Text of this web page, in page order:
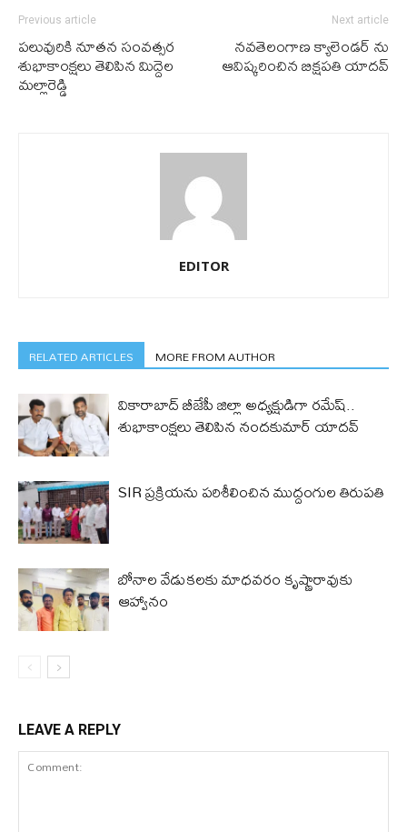
Previous article
పలువురికి నూతన సంవత్సర
శుభాకాంక్షలు తెలిపిన మిద్దెల
మల్లారెడ్డి
Next article
నవతెలంగాణ క్యాలెండర్ ను
ఆవిష్కరించిన బిక్షపతి యాదవ్
EDITOR
RELATED ARTICLES MORE FROM AUTHOR
వికారాబాద్ బీజేపీ జిల్లా అధ్యక్షుడిగా రమేష్‌..
శుభాకాంక్షలు తెలిపిన నందకుమార్ యాదవ్
SIR ప్రక్రియను పరిశీలించిన ముద్దంగుల తిరుపతి
బోనాల వేడుకలకు మాధవరం కృష్ణారావుకు
ఆహ్వానం
LEAVE A REPLY